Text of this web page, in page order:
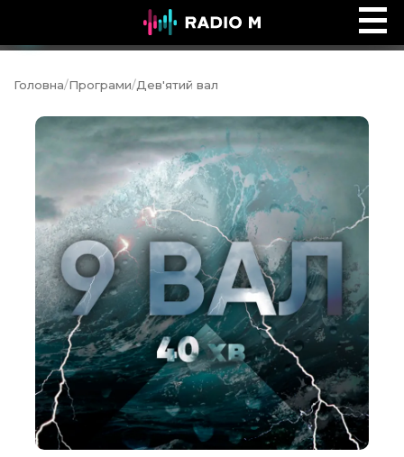
Ефір Radio M
Головна/Програми/Дев'ятий вал